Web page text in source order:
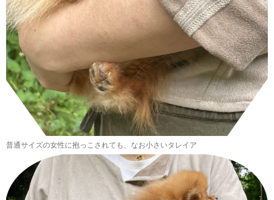
普通サイズの女性に抱っこされても、なお小さいタレイア